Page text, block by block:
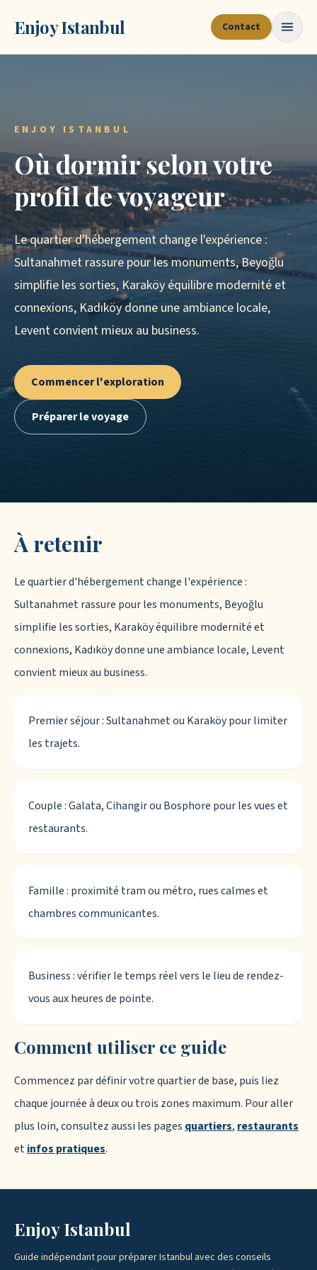
Enjoy Istanbul Contact
ENJOY ISTANBUL
Où dormir selon votre
profil de voyageur
Le quartier d'hébergement change l'expérience :
Sultanahmet rassure pour les monuments, Beyoğlu
simplifie les sorties, Karaköy équilibre modernité et
connexions, Kadıköy donne une ambiance locale,
Levent convient mieux au business.
Commencer l'exploration
Préparer le voyage
À retenir
Le quartier d'hébergement change l'expérience :
Sultanahmet rassure pour les monuments, Beyoğlu
simplifie les sorties, Karaköy équilibre modernité et
connexions, Kadıköy donne une ambiance locale, Levent
convient mieux au business.
Premier séjour : Sultanahmet ou Karaköy pour limiter
les trajets.
Couple : Galata, Cihangir ou Bosphore pour les vues et
restaurants.
Famille : proximité tram ou métro, rues calmes et
chambres communicantes.
Business : vérifier le temps réel vers le lieu de rendez-
vous aux heures de pointe.
Comment utiliser ce guide
Commencez par définir votre quartier de base, puis liez
chaque journée à deux ou trois zones maximum. Pour aller
plus loin, consultez aussi les pages quartiers, restaurants
etinfos pratiques.
Enjoy Istanbul
Guide indépendant pour préparer Istanbul avec des conseils